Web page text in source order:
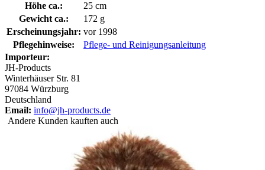
Höhe ca.:
25 cm
Gewicht ca.:
172 g
Erscheinungsjahr: vor 1998
Pflegehinweise:
Pflege- und Reinigungsanleitung
Importeur:
JH-Products
Winterhäuser Str. 81
97084 Würzburg
Deutschland
Email: info@jh-products.de
Andere Kunden kauften auch